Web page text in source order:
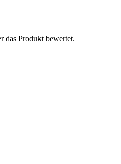
das Produkt bewertet.